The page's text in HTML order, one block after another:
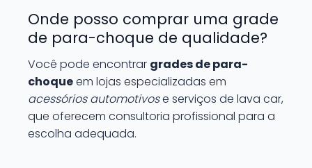
Onde posso comprar uma grade
de para-choque de qualidade?
Você pode encontrar grades de para-
choqueem lojas especializadas em
acessórios automotivose serviços de lava car,
que oferecem consultoria profissional para a
escolha adequada.